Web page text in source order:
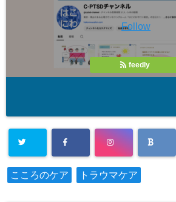
Follow
feedly
こころのケア トラウマケア